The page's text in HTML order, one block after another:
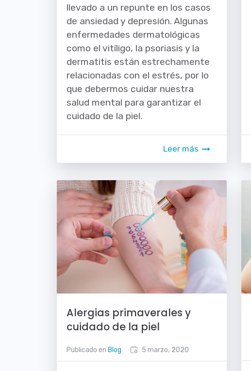
llevado a un repunte en los casos
de ansiedad y depresión. Algunas
enfermedades dermatológicas
como el vitíligo, la psoriasis y la
dermatitis están estrechamente
relacionadas con el estrés, por lo
que debermos cuidar nuestra
salud mental para garantizar el
cuidado de la piel.
Leer más
Alergias primaverales y
cuidado de la piel
5 marzo, 2020
Publicado en Blog